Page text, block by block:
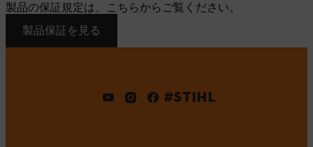
製品の保証規定は、こちらからご覧ください。
製品保証を見る
#STIHL